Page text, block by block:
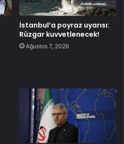
İstanbul’a poyraz uyarısı:
Rüzgar kuvvetlenecek!
Ağustos 7, 2026